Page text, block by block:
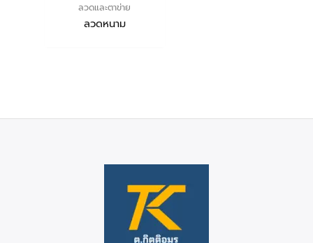
ลวดและตาข่าย
ลวดหนาม